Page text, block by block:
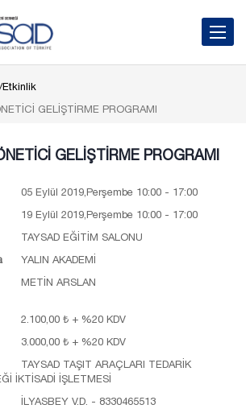
Toggle
GELİŞTİRME PROGRAMI
GELİŞTİRME PROGRAMI
05 Eylül 2019,Perşembe 10:00 - 17:00
19 Eylül 2019,Perşembe 10:00 - 17:00
TAYSAD EĞİTİM SALONU
YALIN AKADEMİ
METİN ARSLAN
2.100,00 ₺ + %20 KDV
3.000,00 ₺ + %20 KDV
TAYSAD TAŞIT ARAÇLARI TEDARİK
İKTİSADİ İŞLETMESİ
İLYASBEY V.D. - 8330465513